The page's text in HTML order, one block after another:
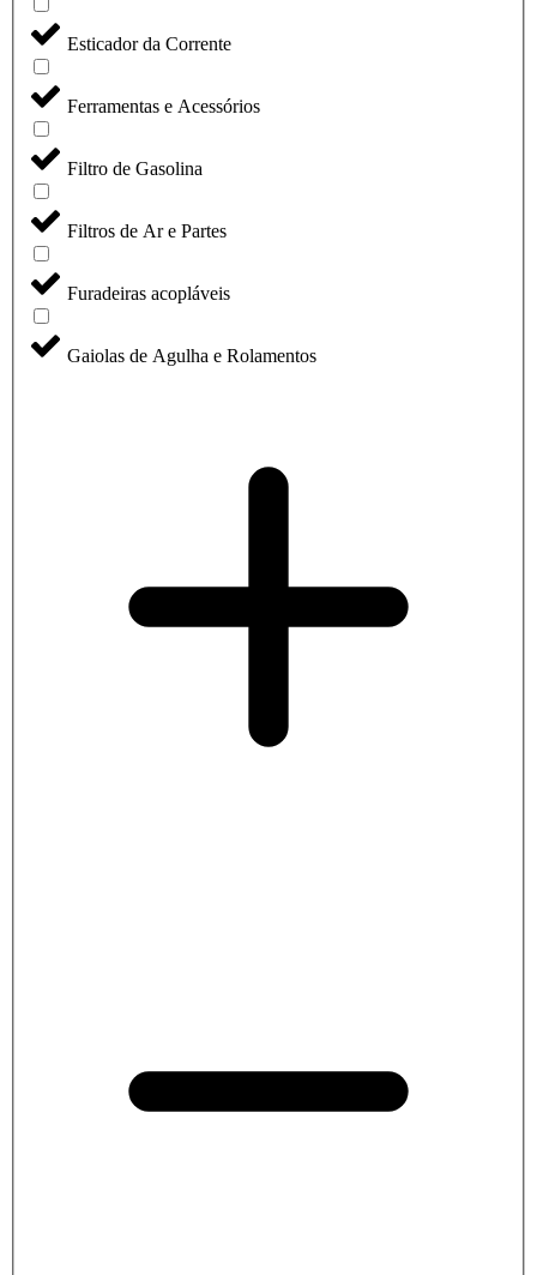
Esticador da Corrente
Ferramentas e Acessórios
Filtro de Gasolina
Filtros de Ar e Partes
Furadeiras acopláveis
Gaiolas de Agulha e Rolamentos